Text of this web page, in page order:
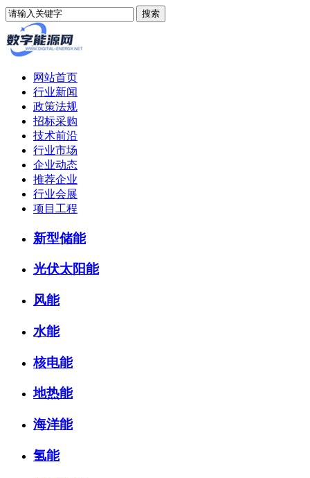
网站首页
行业新闻
政策法规
招标采购
技术前沿
行业市场
企业动态
推荐企业
行业会展
项目工程
新型储能
光伏太阳能
风能
水能
核电能
地热能
海洋能
氢能